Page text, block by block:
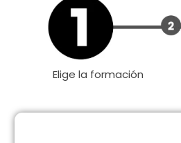
Elige la formación